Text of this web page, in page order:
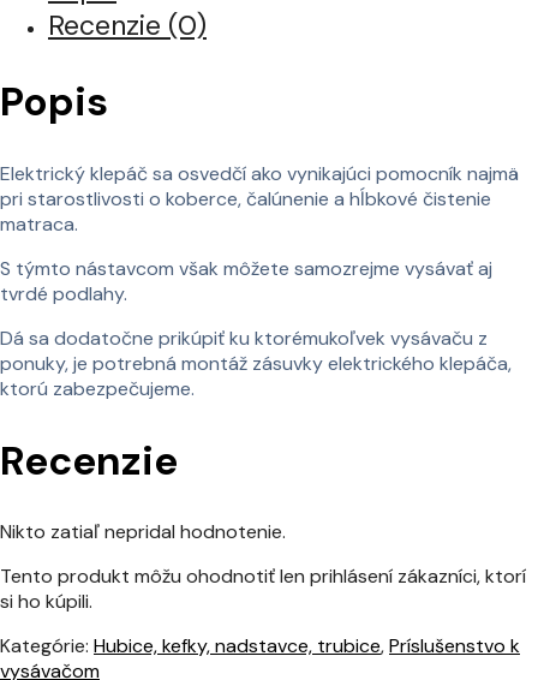
Recenzie (0)
Popis
Elektrický klepáč sa osvedčí ako vynikajúci pomocník najmä
pri starostlivosti o koberce, čalúnenie a hĺbkové čistenie
matraca.
S týmto nástavcom však môžete samozrejme vysávať aj
tvrdé podlahy.
Dá sa dodatočne prikúpiť ku ktorémukoľvek vysávaču z
ponuky, je potrebná montáž zásuvky elektrického klepáča,
ktorú zabezpečujeme.
Recenzie
Nikto zatiaľ nepridal hodnotenie.
Tento produkt môžu ohodnotiť len prihlásení zákazníci, ktorí
si ho kúpili.
Kategórie: Hubice, kefky, nadstavce, trubice,Príslušenstvo k
vysávačom